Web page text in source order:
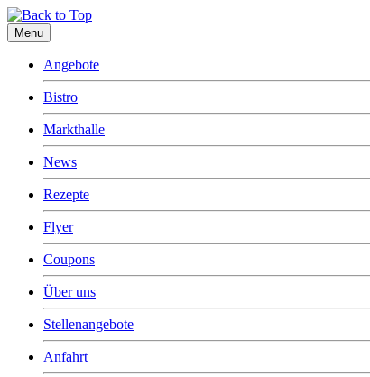
Menu
Angebote
Bistro
Markthalle
News
Rezepte
Flyer
Coupons
Über uns
Stellenangebote
Anfahrt